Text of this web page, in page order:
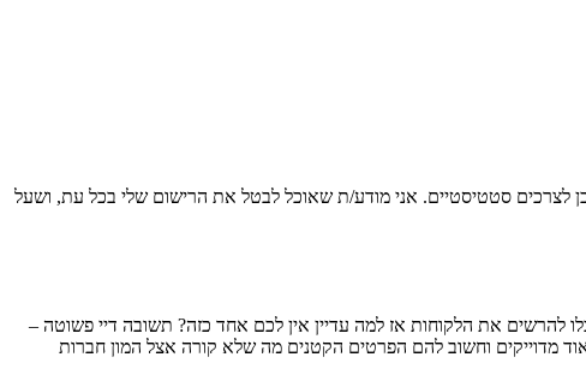
לצרכים סטטיסטיים. אני מודע/ת שאוכל לבטל את הרישום שלי בכל עת, ושעל
להרשים את הלקוחות אז למה עדיין אין לכם אחד כזה? תשובה דיי פשוטה –
מדוייקים וחשוב להם הפרטים הקטנים מה שלא קורה אצל המון חברות